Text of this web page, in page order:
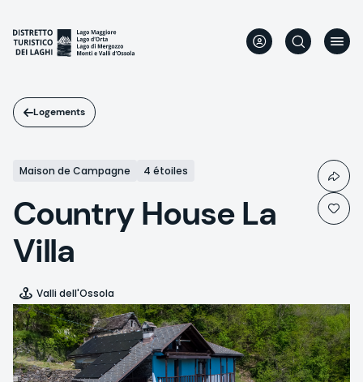
contenu
principal
Logements
Maison de Campagne 4 étoiles
Country House La
Villa
Valli dell'Ossola